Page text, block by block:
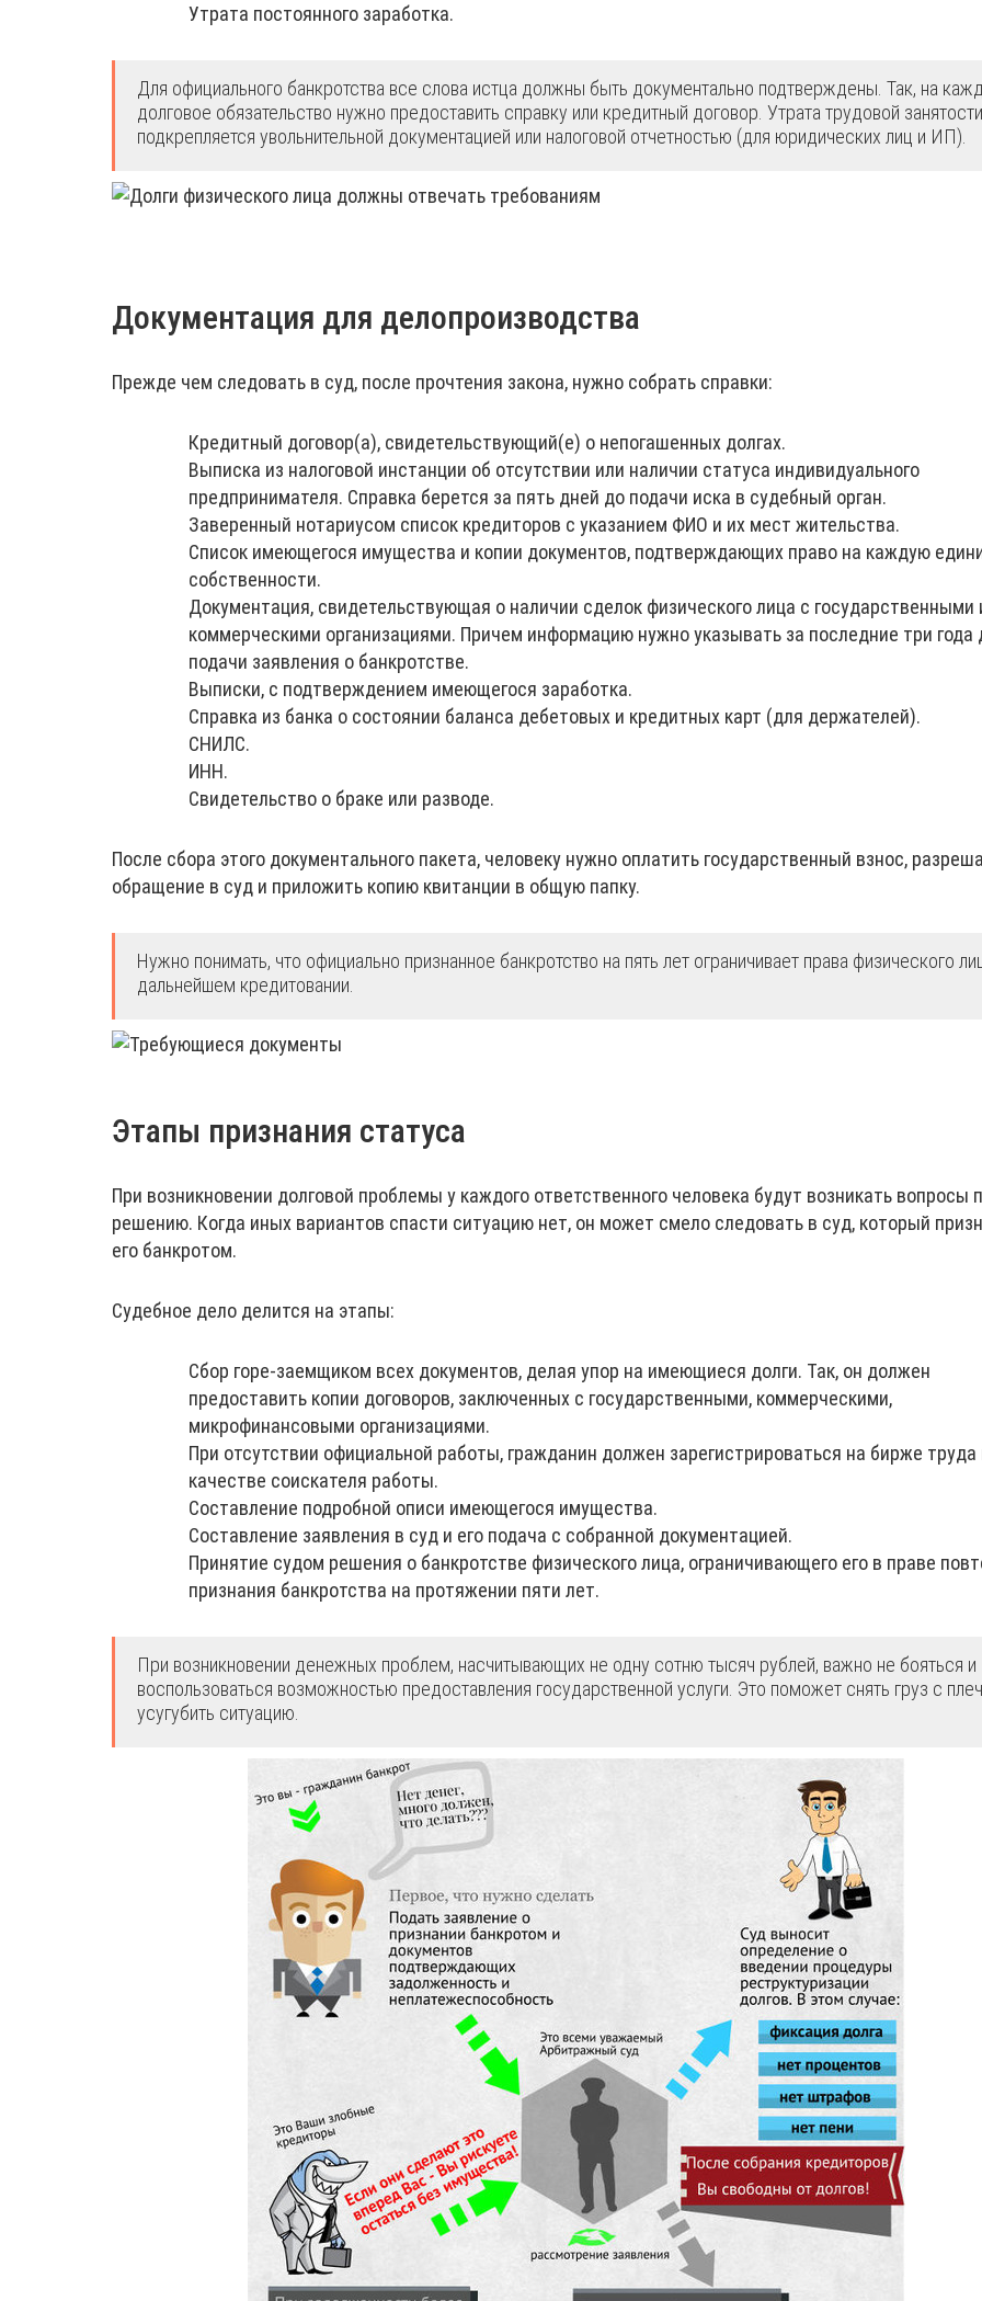
Утрата постоянного заработка.
Для официального банкротства все слова истца должны быть документально подтверждены. Так, на
долговое обязательство нужно предоставить справку или кредитный договор. Утрата трудовой занятости
подкрепляется увольнительной документацией или налоговой отчетностью (для юридических лиц и ИП).
Документация для делопроизводства
Прежде чем следовать в суд, после прочтения закона, нужно собрать справки:
Кредитный договор(а), свидетельствующий(е) о непогашенных долгах.
Выписка из налоговой инстанции об отсутствии или наличии статуса индивидуального
предпринимателя. Справка берется за пять дней до подачи иска в судебный орган.
Заверенный нотариусом список кредиторов с указанием ФИО и их мест жительства.
Список имеющегося имущества и копии документов, подтверждающих право на каждую
собственности.
Документация, свидетельствующая о наличии сделок физического лица с государственными
коммерческими организациями. Причем информацию нужно указывать за последние три года
подачи заявления о банкротстве.
Выписки, с подтверждением имеющегося заработка.
Справка из банка о состоянии баланса дебетовых и кредитных карт (для держателей).
СНИЛС.
ИНН.
Свидетельство о браке или разводе.
После сбора этого документального пакета, человеку нужно оплатить государственный взнос,
обращение в суд и приложить копию квитанции в общую папку.
Нужно понимать, что официально признанное банкротство на пять лет ограничивает права физического
дальнейшем кредитовании.
Этапы признания статуса
При возникновении долговой проблемы у каждого ответственного человека будут возникать вопросы
решению. Когда иных вариантов спасти ситуацию нет, он может смело следовать в суд, который
его банкротом.
Судебное дело делится на этапы:
Сбор горе-заемщиком всех документов, делая упор на имеющиеся долги. Так, он должен
предоставить копии договоров, заключенных с государственными, коммерческими,
микрофинансовыми организациями.
При отсутствии официальной работы, гражданин должен зарегистрироваться на бирже труда
качестве соискателя работы.
Составление подробной описи имеющегося имущества.
Составление заявления в суд и его подача с собранной документацией.
Принятие судом решения о банкротстве физического лица, ограничивающего его в праве
признания банкротства на протяжении пяти лет.
При возникновении денежных проблем, насчитывающих не одну сотню тысяч рублей, важно не бояться и
воспользоваться возможностью предоставления государственной услуги. Это поможет снять груз с
усугубить ситуацию.